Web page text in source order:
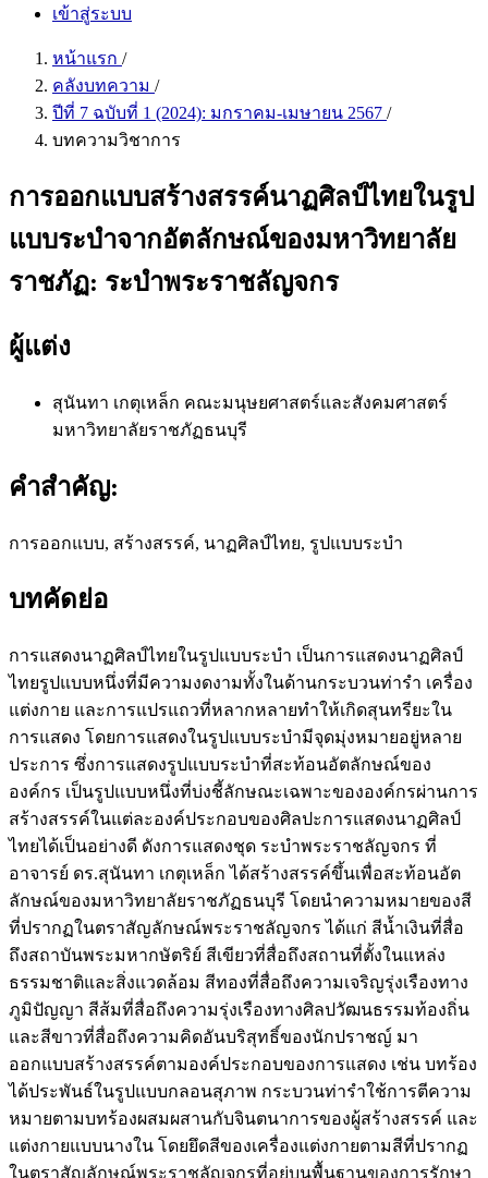
เข้าสู่ระบบ
หน้าแรก /
คลังบทความ /
ปีที่ 7 ฉบับที่ 1 (2024): มกราคม-เมษายน 2567 /
บทความวิชาการ
การออกแบบสร้างสรรค์นาฏศิลป์ไทยในรูป
แบบระบำจากอัตลักษณ์ของมหาวิทยาลัย
ราชภัฏ: ระบำพระราชลัญจกร
ผู้แต่ง
สุนันทา เกตุเหล็ก คณะมนุษยศาสตร์และสังคมศาสตร์
มหาวิทยาลัยราชภัฏธนบุรี
คำสำคัญ:
การออกแบบ, สร้างสรรค์, นาฏศิลป์ไทย, รูปแบบระบำ
บทคัดย่อ
การแสดงนาฏศิลป์ไทยในรูปแบบระบำ เป็นการแสดงนาฏศิลป์
ไทยรูปแบบหนึ่งที่มีความงดงามทั้งในด้านกระบวนท่ารำ เครื่อง
แต่งกาย และการแปรแถวที่หลากหลายทำให้เกิดสุนทรียะใน
การแสดง โดยการแสดงในรูปแบบระบำมีจุดมุ่งหมายอยู่หลาย
ประการ ซึ่งการแสดงรูปแบบระบำที่สะท้อนอัตลักษณ์ของ
องค์กร เป็นรูปแบบหนึ่งที่บ่งชี้ลักษณะเฉพาะขององค์กรผ่านการ
สร้างสรรค์ในแต่ละองค์ประกอบของศิลปะการแสดงนาฏศิลป์
ไทยได้เป็นอย่างดี ดังการแสดงชุด ระบำพระราชลัญจกร ที่
อาจารย์ ดร.สุนันทา เกตุเหล็ก ได้สร้างสรรค์ขึ้นเพื่อสะท้อนอัต
ลักษณ์ของมหาวิทยาลัยราชภัฏธนบุรี โดยนำความหมายของสี
ที่ปรากฏในตราสัญลักษณ์พระราชลัญจกร ได้แก่ สีน้ำเงินที่สื่อ
ถึงสถาบันพระมหากษัตริย์ สีเขียวที่สื่อถึงสถานที่ตั้งในแหล่ง
ธรรมชาติและสิ่งแวดล้อม สีทองที่สื่อถึงความเจริญรุ่งเรืองทาง
ภูมิปัญญา สีส้มที่สื่อถึงความรุ่งเรืองทางศิลปวัฒนธรรมท้องถิ่น
และสีขาวที่สื่อถึงความคิดอันบริสุทธิ์ของนักปราชญ์ มา
ออกแบบสร้างสรรค์ตามองค์ประกอบของการแสดง เช่น บทร้อง
ได้ประพันธ์ในรูปแบบกลอนสุภาพ กระบวนท่ารำใช้การตีความ
หมายตามบทร้องผสมผสานกับจินตนาการของผู้สร้างสรรค์ และ
แต่งกายแบบนางใน โดยยึดสีของเครื่องแต่งกายตามสีที่ปรากฏ
ในตราสัญลักษณ์พระราชลัญจกรที่อยู่บนพื้นฐานของการรักษา